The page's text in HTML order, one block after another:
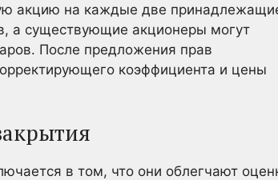
акцию на каждые две
а существующие акционеры могут
После предложения прав
коэффициента и цены
в том, что они облегчают